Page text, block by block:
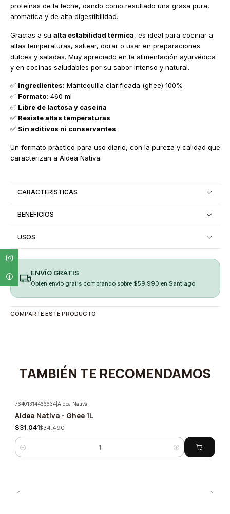
proteínas de la leche, dando como resultado una grasa pura,
aromática y de alta digestibilidad.
Gracias a su alta estabilidad térmica, es ideal para cocinar a
altas temperaturas, saltear, dorar o usar en preparaciones
dulces y saladas. Muy apreciado en la alimentación ayurvédica
y en cocinas saludables por su sabor intenso y natural.
✅ Ingredientes: Mantequilla clarificada (ghee) 100%
✅ Formato: 460 ml
✅ Libre de lactosa y caseína
✅ Resiste altas temperaturas
✅ Sin aditivos ni conservantes
Un formato práctico para uso diario, con la pureza y calidad que
caracterizan a Aldea Nativa.
CARACTERISTICAS
BENEFICIOS
USOS
ENVÍO GRATIS
Obten envio gratis comprando sobre $59.990 en Santiago
COMPARTE ESTE PRODUCTO
TAMBIÉN TE RECOMENDAMOS
-10%
76401314466634 |Aldea Nativa
Aldea Nativa - Ghee 1L
$31.041$34.490
Cantidad